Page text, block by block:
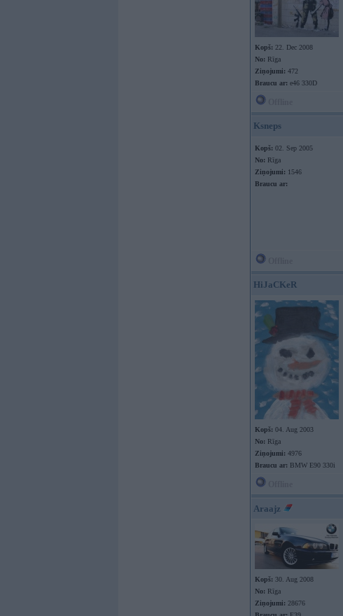
Kopš: 22. Dec 2008
No: Rīga
Ziņojumi: 472
Braucu ar: e46 330D
Ksneps
Kopš: 02. Sep 2005
No: Rīga
Ziņojumi: 1546
Braucu ar:
HiJaCKeR
Kopš: 04. Aug 2003
No: Rīga
Ziņojumi: 4976
Braucu ar: BMW E90 330i
Araajz
Kopš: 30. Aug 2008
No: Rīga
Ziņojumi: 28676